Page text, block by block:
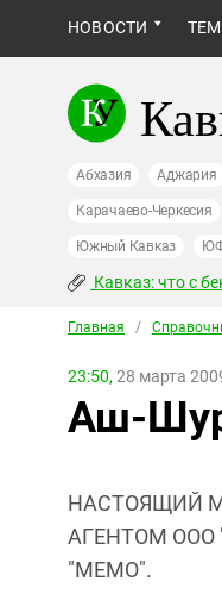
НОВОСТИ
Абхазия Аджария
Карачаево-Черкесия
Южный Кавказ
Кавказ: что с
Главная /
23:50, 28 марта
Аш-
НАСТОЯЩИЙ
АГЕНТОМ ООО
"МЕМО".